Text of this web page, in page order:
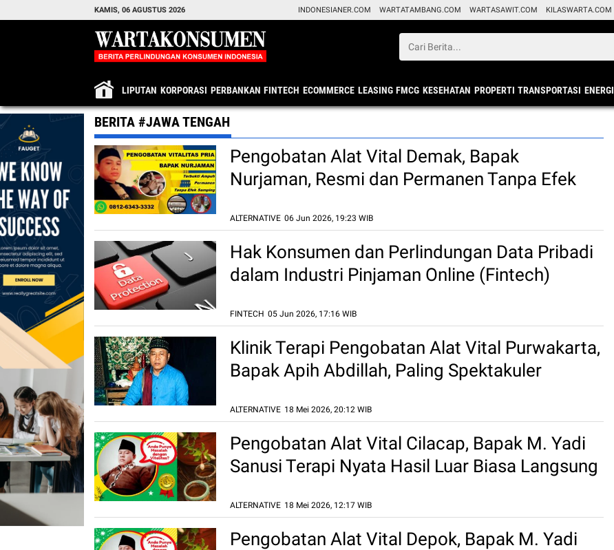
KAMIS, 06 AGUSTUS 2026 INDONESIANER.COM WARTATAMBANG.COM WARTASAWIT.COM KILASWARTA.COM
LIPUTAN KORPORASI PERBANKAN FINTECH ECOMMERCE LEASING FMCG KESEHATAN PROPERTI TRANSPORTASI ENERGI
BERITA #JAWA TENGAH
Pengobatan Alat Vital Demak, Bapak
Nurjaman, Resmi dan Permanen Tanpa Efek
ALTERNATIVE 06 Jun 2026, 19:23 WIB
Hak Konsumen dan Perlindungan Data Pribadi
dalam Industri Pinjaman Online (Fintech)
FINTECH 05 Jun 2026, 17:16 WIB
Klinik Terapi Pengobatan Alat Vital Purwakarta,
Bapak Apih Abdillah, Paling Spektakuler
ALTERNATIVE 18 Mei 2026, 20:12 WIB
Pengobatan Alat Vital Cilacap, Bapak M. Yadi
Sanusi Terapi Nyata Hasil Luar Biasa Langsung
ALTERNATIVE 18 Mei 2026, 12:17 WIB
Pengobatan Alat Vital Depok, Bapak M. Yadi